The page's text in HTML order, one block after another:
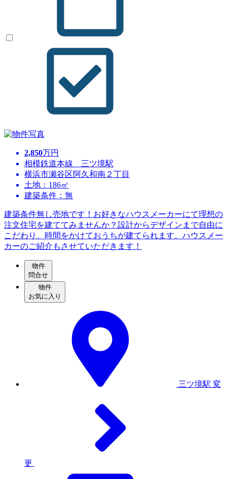
2,850万円
相模鉄道本線 三ツ境駅
横浜市瀬谷区阿久和南２丁目
土地：186㎡
建築条件：無
建築条件無し売地です！お好きなハウスメーカーにて理想の
注文住宅を建ててみませんか？設計からデザインまで自由に
こだわり、時間をかけておうちが建てられます。ハウスメー
カーのご紹介もさせていただきます！
物件
問合せ
物件
お気に入り
三ツ境駅 変
更